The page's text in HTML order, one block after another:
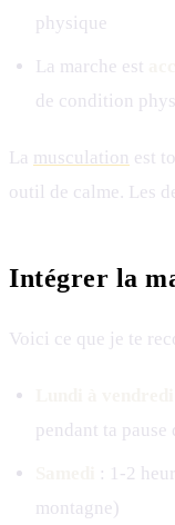
physique
La marche est
de condition
La musculation est
outil de calme. Les
Intégrer la
Voici ce que je te
pendant ta pause
: 1-2
montagne)